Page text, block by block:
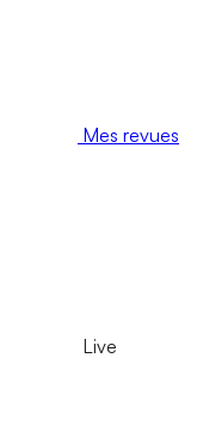
Mes revues
Live